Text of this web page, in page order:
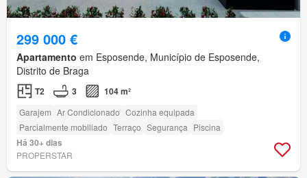
299 000 €
Apartamento em Esposende, Município de Esposende,
Distrito de Braga
T2 3 104 m²
Garajem Ar Condicionado Cozinha equipada
Parcialmente mobiliado Terraço Segurança Piscina
Há 30+ dias
PROPERSTAR